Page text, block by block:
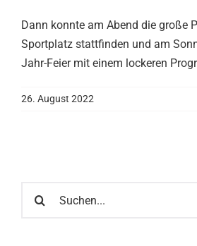
Dann konnte am Abend die große
Sportplatz stattfinden und am
Jahr-Feier mit einem lockeren
26. August 2022
nach: